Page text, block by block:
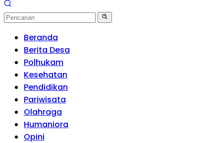
Beranda
Berita Desa
Polhukam
Kesehatan
Pendidikan
Pariwisata
Olahraga
Humaniora
Opini